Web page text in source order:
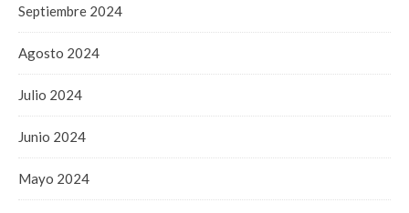
Septiembre 2024
Agosto 2024
Julio 2024
Junio 2024
Mayo 2024